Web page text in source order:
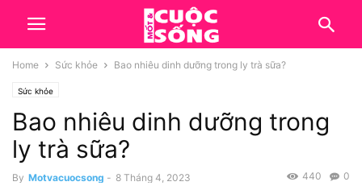
Home Sức khỏe Bao nhiêu dinh dưỡng trong ly trà sữa?
Sức khỏe
Bao nhiêu dinh dưỡng trong
ly trà sữa?
By Motvacuocsong - 8 Tháng 4, 2023 0
440